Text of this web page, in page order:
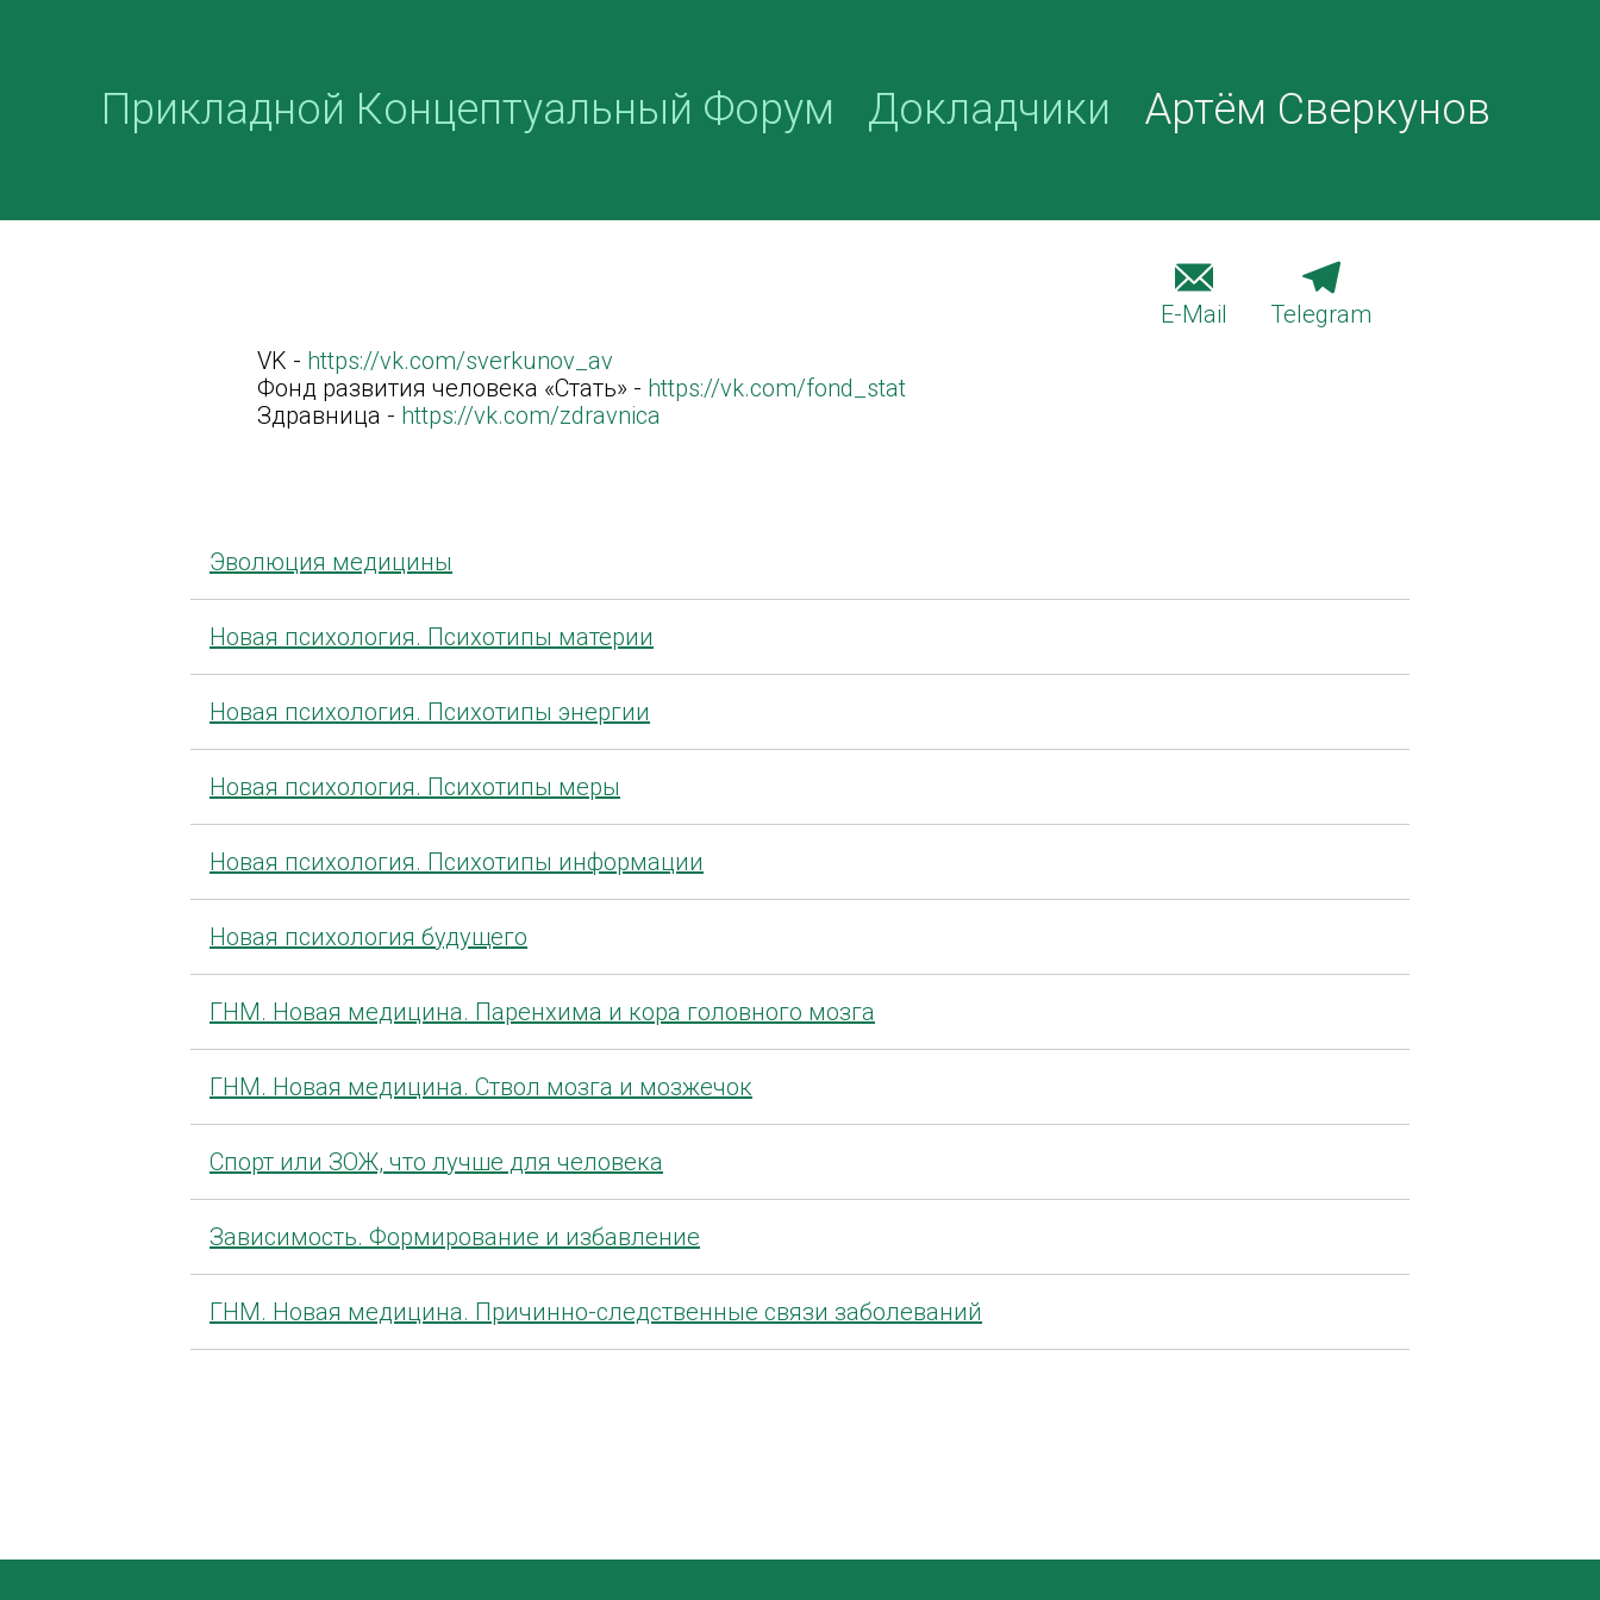
Прикладной Концептуальный Форум Докладчики Артём Сверкунов
E-Mail
Telegram
VK - https://vk.com/sverkunov_av
Фонд развития человека «Стать» - https://vk.com/fond_stat
Здравница - https://vk.com/zdravnica
Эволюция медицины
Новая психология. Психотипы материи
Новая психология. Психотипы энергии
Новая психология. Психотипы меры
Новая психология. Психотипы информации
Новая психология будущего
ГНМ. Новая медицина. Паренхима и кора головного мозга
ГНМ. Новая медицина. Ствол мозга и мозжечок
Спорт или ЗОЖ, что лучше для человека
Зависимость. Формирование и избавление
ГНМ. Новая медицина. Причинно-следственные связи заболеваний